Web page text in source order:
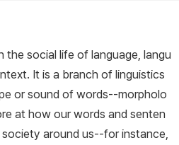
the social life of language, langu
It is a branch of linguistics
or sound of words--morpholo
at how our words and senten
around us--for instance,